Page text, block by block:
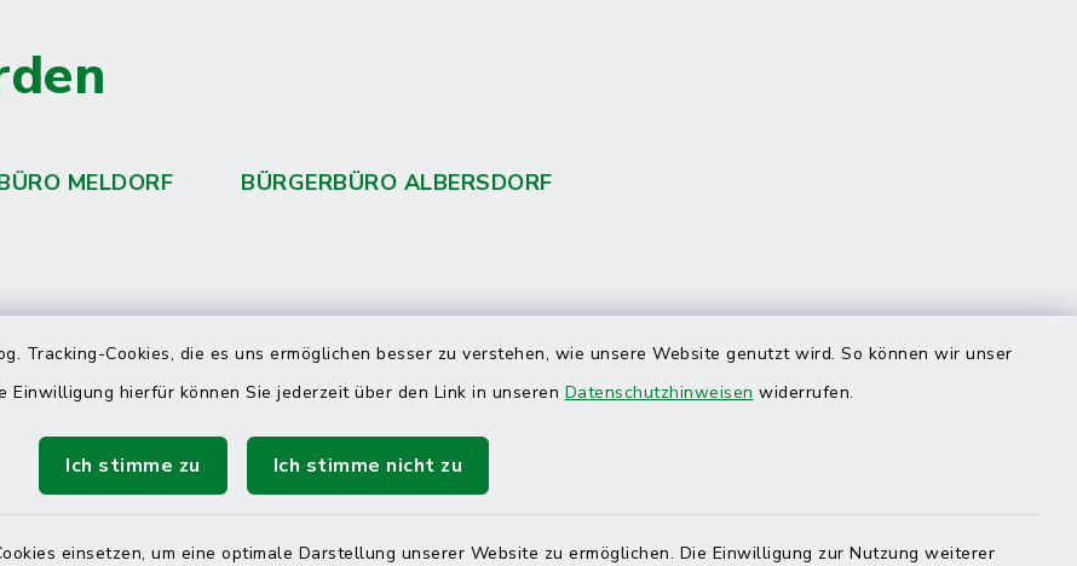
Tracking-Cookies, die es uns ermöglichen besser zu verstehen, wie unsere Website genutzt wird. So können wir unser
hierfür können Sie jederzeit über den Link in unseren Datenschutzhinweisen widerrufen.
Ich stimme zu Ich stimme nicht zu
einsetzen, um eine optimale Darstellung unserer Website zu ermöglichen. Die Einwilligung zur Nutzung weiterer
MELDORF BÜRGERBÜRO ALBERSDORF
Erreichbarkeit per
08:00 Uhr – 12:00 Uhr
14:00 Uhr – 16:00 Uhr